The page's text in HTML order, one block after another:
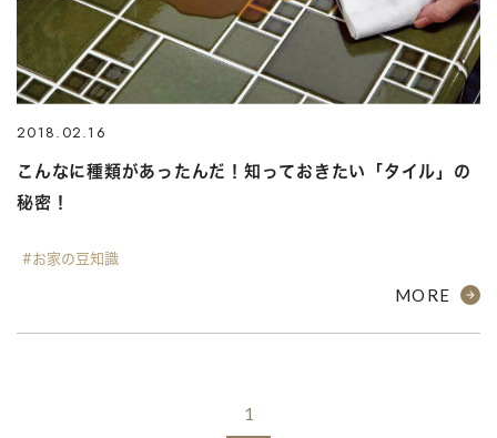
2018.02.16
こんなに種類があったんだ！知っておきたい「タイル」の
秘密！
#お家の豆知識
MORE
1